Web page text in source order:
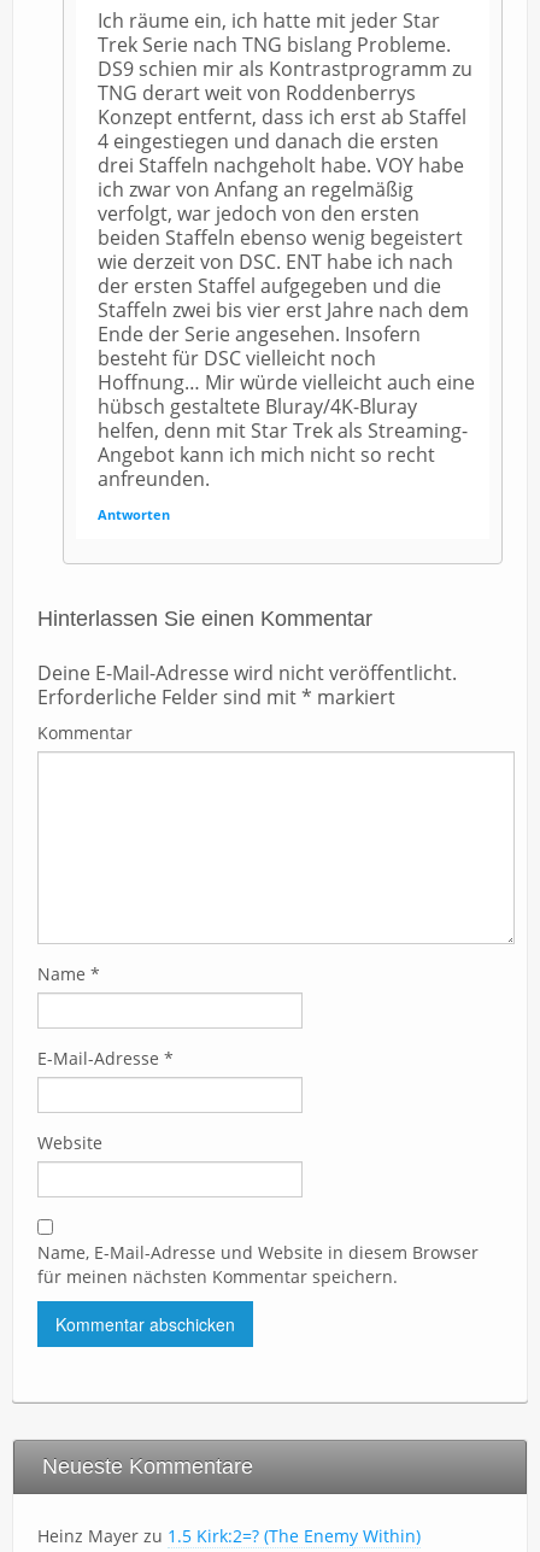
Ich räume ein, ich hatte mit jeder Star
Trek Serie nach TNG bislang Probleme.
DS9 schien mir als Kontrastprogramm zu
TNG derart weit von Roddenberrys
Konzept entfernt, dass ich erst ab Staffel
4 eingestiegen und danach die ersten
drei Staffeln nachgeholt habe. VOY habe
ich zwar von Anfang an regelmäßig
verfolgt, war jedoch von den ersten
beiden Staffeln ebenso wenig begeistert
wie derzeit von DSC. ENT habe ich nach
der ersten Staffel aufgegeben und die
Staffeln zwei bis vier erst Jahre nach dem
Ende der Serie angesehen. Insofern
besteht für DSC vielleicht noch
Hoffnung… Mir würde vielleicht auch eine
hübsch gestaltete Bluray/4K-Bluray
helfen, denn mit Star Trek als Streaming-
Angebot kann ich mich nicht so recht
anfreunden.
Antworten
Hinterlassen Sie einen Kommentar
Deine E-Mail-Adresse wird nicht veröffentlicht.
Erforderliche Felder sind mit* markiert
Kommentar
Name *
E-Mail-Adresse *
Website
Name, E-Mail-Adresse und Website in diesem Browser
für meinen nächsten Kommentar speichern.
Neueste Kommentare
Heinz Mayer zu 1.5 Kirk:2=? (The Enemy Within)